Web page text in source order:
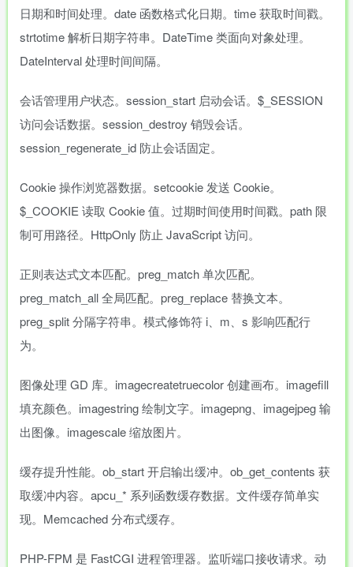
日期和时间处理。date 函数格式化日期。time 获取时间戳。
strtotime 解析日期字符串。DateTime 类面向对象处理。
DateInterval 处理时间间隔。
会话管理用户状态。session_start 启动会话。$_SESSION
访问会话数据。session_destroy 销毁会话。
session_regenerate_id 防止会话固定。
Cookie 操作浏览器数据。setcookie 发送 Cookie。
$_COOKIE 读取 Cookie 值。过期时间使用时间戳。path 限
制可用路径。HttpOnly 防止 JavaScript 访问。
正则表达式文本匹配。preg_match 单次匹配。
preg_match_all 全局匹配。preg_replace 替换文本。
preg_split 分隔字符串。模式修饰符 i、m、s 影响匹配行
为。
图像处理 GD 库。imagecreatetruecolor 创建画布。imagefill
填充颜色。imagestring 绘制文字。imagepng、imagejpeg 输
出图像。imagescale 缩放图片。
缓存提升性能。ob_start 开启输出缓冲。ob_get_contents 获
取缓冲内容。apcu_* 系列函数缓存数据。文件缓存简单实
现。Memcached 分布式缓存。
PHP-FPM 是 FastCGI 进程管理器。监听端口接收请求。动